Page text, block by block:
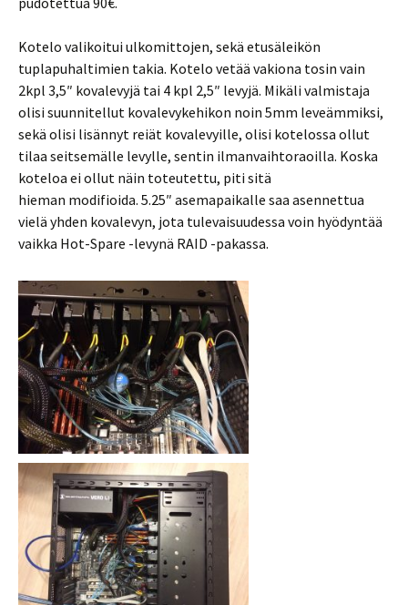
Kotelo valikoitui ulkomittojen, sekä etusäleikön
tuplapuhaltimien takia. Kotelo vetää vakiona tosin vain
2kpl 3,5″ kovalevyjä tai 4 kpl 2,5″ levyjä. Mikäli valmistaja
olisi suunnitellut kovalevykehikon noin 5mm leveämmiksi,
sekä olisi lisännyt reiät kovalevyille, olisi kotelossa ollut
tilaa seitsemälle levylle, sentin ilmanvaihtoraoilla. Koska
koteloa ei ollut näin toteutettu, piti sitä
hieman modifioida. 5.25″ asemapaikalle saa asennettua
vielä yhden kovalevyn, jota tulevaisuudessa voin hyödyntää
vaikka Hot-Spare -levynä RAID -pakassa.